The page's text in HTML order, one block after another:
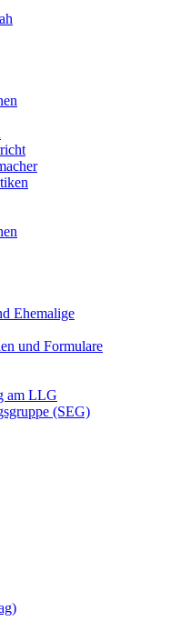
Ehemalige
und Formulare
am LLG
(SEG)